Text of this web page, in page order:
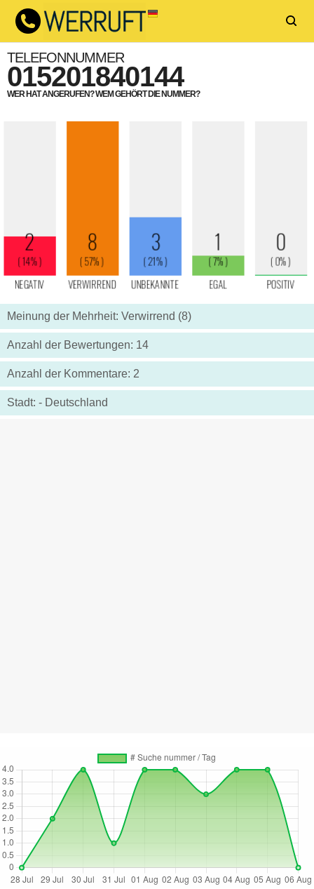
TELEFONNUMMER
015201840144
WER HAT ANGERUFEN? WEM GEHÖRT DIE NUMMER?
Meinung der Mehrheit: Verwirrend (8)
Anzahl der Bewertungen: 14
Anzahl der Kommentare: 2
Stadt: - Deutschland